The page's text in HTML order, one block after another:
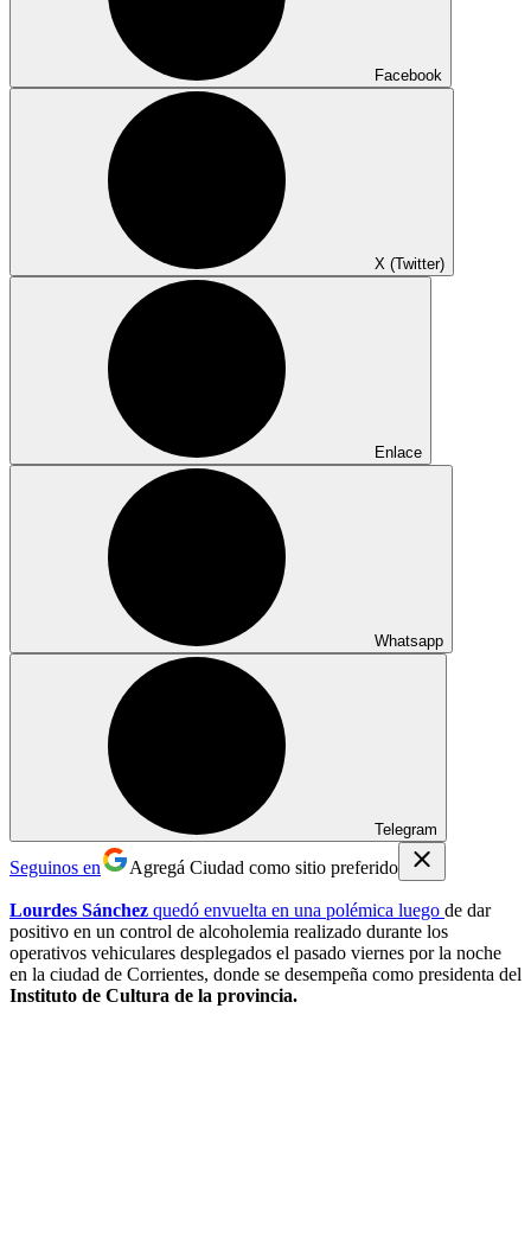
Facebook
X (Twitter)
Enlace
Whatsapp
Telegram
Seguinos en Agregá Ciudad como sitio preferido
Lourdes Sánchez quedó envuelta en una polémica luego de dar
positivo en un control de alcoholemia realizado durante los
operativos vehiculares desplegados el pasado viernes por la noche
en la ciudad de Corrientes, donde se desempeña como presidenta del
Instituto de Cultura de la provincia.